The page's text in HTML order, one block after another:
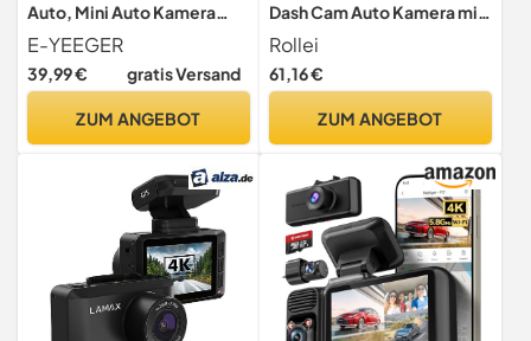
Auto, Mini Auto Kamera
WiFi Dash Cam mit App,
1440P Front Dashcam,
32GB Karte, Nachtsicht,
Aufnahme, 24H Parkmodus,
E-YEEGER
39,99 € gratis Versand
ZUM ANGEBOT
Dash Cam Auto Kamera mit
Parküberwachung 1080P
Rollei
61,16 €
ZUM ANGEBOT